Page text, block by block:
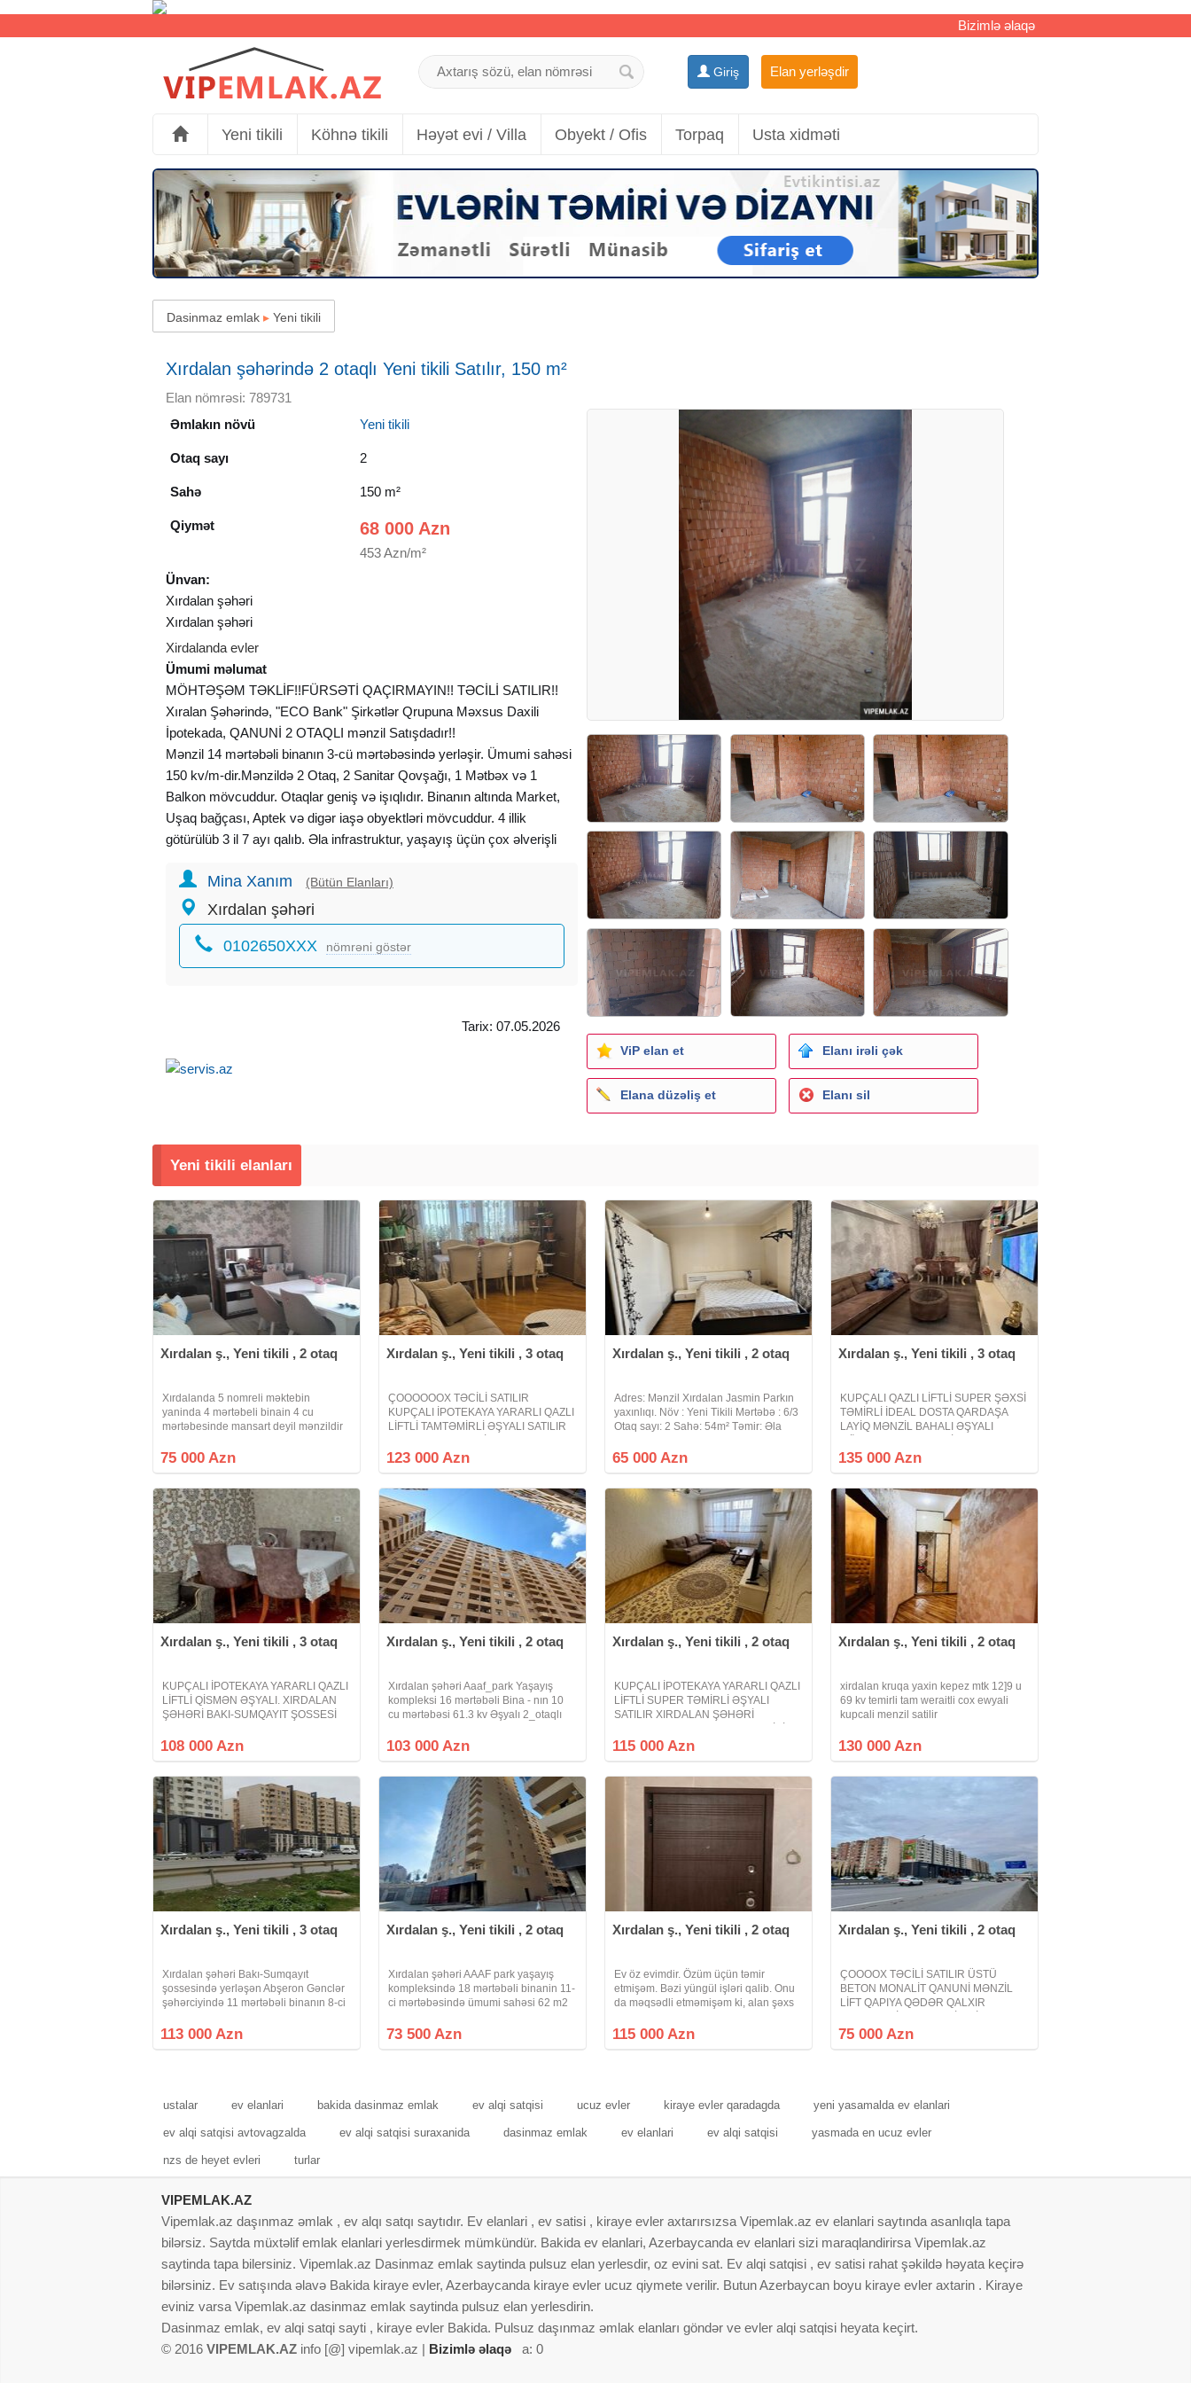
Bizimlə əlaqə
Giriş Elan yerləşdir
Yeni tikili Köhnə tikili Həyət evi / Villa Obyekt / Ofis Torpaq Usta xidməti
Dasinmaz emlak ▸ Yeni tikili
Xırdalan şəhərində 2 otaqlı Yeni tikili Satılır, 150 m²
Elan nömrəsi: 789731
Əmlakın növü
Yeni tikili
Otaq sayı 2
Sahə 150 m²
Qiymət 68 000 Azn
453 Azn/m²
Ünvan:
Xırdalan şəhəri
Xırdalan şəhəri
Xirdalanda evler
Ümumi məlumat
MÖHTƏŞƏM TƏKLİF!!FÜRSƏTİ QAÇIRMAYIN!! TƏCİLİ SATILIR!!
Xıralan Şəhərində, "ECO Bank" Şirkətlər Qrupuna Məxsus Daxili
İpotekada, QANUNİ 2 OTAQLI mənzil Satışdadır!!
Mənzil 14 mərtəbəli binanın 3-cü mərtəbəsində yerləşir. Ümumi sahəsi
150 kv/m-dir.Mənzildə 2 Otaq, 2 Sanitar Qovşağı, 1 Mətbəx və 1
Balkon mövcuddur. Otaqlar geniş və işıqlıdır. Binanın altında Market,
Uşaq bağçası, Aptek və digər iaşə obyektləri mövcuddur. 4 illik
götürülüb 3 il 7 ayı qalıb. Əla infrastruktur, yaşayış üçün çox əlverişli
Əlavə Məlumat üçün əlaqə saxlaya bilərsiniz
İlkin ödəniş: 68 000 AZN
Qalıq Borcu: 100 000 AZN
Aylıq ödəniş: 2334 AZN
Qalan müddət: 3 İl 7AY
Mina Xanım (Bütün Elanları)
Xırdalan şəhəri
0102650XXX nömrəni göstər
Tarix: 07.05.2026
ViP elan et Elanı irəli çək
Elana düzəliş et Elanı sil
Yeni tikili elanları
Xırdalan ş., Yeni tikili , 2 otaq
Xırdalanda 5 nomreli məktebin
yaninda 4 mərtəbeli binain 4 cu
mərtəbesinde mansart deyil mənzildir
işiq diamdir sənət hələlk müqavilə
75 000 Azn
Xırdalan ş., Yeni tikili , 3 otaq
ÇOOOOOOX TƏCİLİ SATILIR
KUPÇALI İPOTEKAYA YARARLI QAZLI
LİFTLİ TAMTƏMİRLİ ƏŞYALI SATILIR
ŞOSSESİ ABŞERON GƏNCLƏR
ticarət
123 000 Azn
Xırdalan ş., Yeni tikili , 2 otaq
Adres: Mənzil Xırdalan Jasmin Parkın
yaxınlıqı. Növ : Yeni Tikili Mərtəbə : 6/3
Otaq sayı: 2 Sahə: 54m² Təmir: Əla
Mənzildə Bəzi Əşyalar qalacaq
65 000 Azn
Xırdalan ş., Yeni tikili , 3 otaq
KUPÇALI QAZLI LİFTLİ SUPER ŞƏXSİ
TƏMİRLİ İDEAL DOSTA QARDAŞA
LAYİQ MƏNZİL BAHALI ƏŞYALI
şəhəri Bakı - Sumqayıt yolunun
135 000 Azn
Xırdalan ş., Yeni tikili , 3 otaq
KUPÇALI İPOTEKAYA YARARLI QAZLI
LİFTLİ QİSMƏN ƏŞYALI. XIRDALAN
ŞƏHƏRİ BAKI-SUMQAYIT ŞOSSESİ
ŞƏHƏRCİYİNDƏ. Xırdalan şəhəri
yerləşən Abşeron
108 000 Azn
Xırdalan ş., Yeni tikili , 2 otaq
Xırdalan şəhəri Aaaf_park Yaşayış
kompleksi 16 mərtəbəli Bina - nın 10
cu mərtəbəsi 61.3 kv Əşyalı 2_otaqlı
103 000 Azn
Xırdalan ş., Yeni tikili , 2 otaq
KUPÇALI İPOTEKAYA YARARLI QAZLI
LİFTLİ SUPER TƏMİRLİ ƏŞYALI
SATILIR XIRDALAN ŞƏHƏRİ
Xırdalan şəhəri Bakı Sumqayıt yolunun
115 000 Azn
Xırdalan ş., Yeni tikili , 2 otaq
xirdalan kruqa yaxin kepez mtk 12]9 u
69 kv temirli tam weraitli cox ewyali
kupcali menzil satilir
130 000 Azn
Xırdalan ş., Yeni tikili , 3 otaq
Xırdalan şəhəri Bakı-Sumqayıt
şossesində yerləşən Abşeron Gənclər
şəhərciyində 11 mərtəbəli binanın 8-ci
otaqlı super təmirli, kupçalı, ipotekaya
113 000 Azn
Xırdalan ş., Yeni tikili , 2 otaq
Xırdalan şəhəri AAAF park yaşayış
kompleksində 18 mərtəbəli binanin 11-
ci mərtəbəsində ümumi sahəsi 62 m2
satılır. Mənzilə pvc plastik pəncərələr
73 500 Azn
Xırdalan ş., Yeni tikili , 2 otaq
Ev öz evimdir. Özüm üçün təmir
etmişəm. Bəzi yüngül işləri qalib. Onu
da məqsədli etməmişəm ki, alan şəxs
Hər iki tərəfə eyvanı var.Mətbəxi
115 000 Azn
Xırdalan ş., Yeni tikili , 2 otaq
ÇOOOOX TƏCİLİ SATILIR ÜSTÜ
BETON MONALİT QANUNİ MƏNZİL
LİFT QAPIYA QƏDƏR QALXIR
TAMTƏMİRLİ XIRDALAN ŞƏHƏRİ
75 000 Azn
ustalar ev elanlari bakida dasinmaz emlak ev alqi satqisi ucuz evler kiraye evler qaradagda yeni yasamalda ev elanlari
ev alqi satqisi avtovagzalda ev alqi satqisi suraxanida dasinmaz emlak ev elanlari ev alqi satqisi yasmada en ucuz evler
nzs de heyet evleri turlar
VIPEMLAK.AZ
Vipemlak.az daşınmaz əmlak , ev alqı satqı saytıdır. Ev elanlari , ev satisi , kiraye evler axtarırsızsa Vipemlak.az ev elanlari saytında asanlıqla tapa
bilərsiz. Saytda müxtəlif emlak elanlari yerlesdirmek mümkündür. Bakida ev elanlari, Azerbaycanda ev elanlari sizi maraqlandirirsa Vipemlak.az
saytinda tapa bilersiniz. Vipemlak.az Dasinmaz emlak saytinda pulsuz elan yerlesdir, oz evini sat. Ev alqi satqisi , ev satisi rahat şəkildə həyata keçirə
bilərsiniz. Ev satışında əlavə Bakida kiraye evler, Azerbaycanda kiraye evler ucuz qiymete verilir. Butun Azerbaycan boyu kiraye evler axtarin . Kiraye
eviniz varsa Vipemlak.az dasinmaz emlak saytinda pulsuz elan yerlesdirin.
Dasinmaz emlak, ev alqi satqi sayti , kiraye evler Bakida. Pulsuz daşınmaz əmlak elanları göndər ve evler alqi satqisi heyata keçirt.
© 2016 VIPEMLAK.AZ info [@] vipemlak.az | Bizimlə əlaqə a: 0